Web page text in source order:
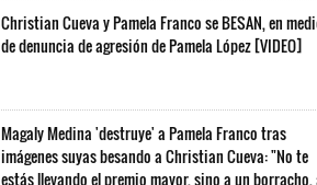
Christian Cueva y Pamela Franco se BESAN, en
de denuncia de agresión de Pamela López [VIDEO]
Magaly Medina 'destruye' a Pamela Franco tras
imágenes suyas besando a Christian Cueva: "No te
estás llevando el premio mayor, sino a un borracho,